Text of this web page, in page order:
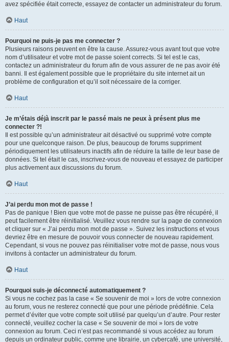
avez spécifiée était correcte, essayez de contacter un administrateur du forum.
Haut
Pourquoi ne puis-je pas me connecter ?
Plusieurs raisons peuvent en être la cause. Assurez-vous avant tout que votre
nom d’utilisateur et votre mot de passe soient corrects. Si tel est le cas,
contactez un administrateur du forum afin de vous assurer de ne pas avoir été
banni. Il est également possible que le propriétaire du site internet ait un
problème de configuration et qu’il soit nécessaire de la corriger.
Haut
Je m’étais déjà inscrit par le passé mais ne peux à présent plus me
connecter ?!
Il est possible qu’un administrateur ait désactivé ou supprimé votre compte
pour une quelconque raison. De plus, beaucoup de forums suppriment
périodiquement les utilisateurs inactifs afin de réduire la taille de leur base de
données. Si tel était le cas, inscrivez-vous de nouveau et essayez de participer
plus activement aux discussions du forum.
Haut
J’ai perdu mon mot de passe !
Pas de panique ! Bien que votre mot de passe ne puisse pas être récupéré, il
peut facilement être réinitialisé. Veuillez vous rendre sur la page de connexion
et cliquer sur « J’ai perdu mon mot de passe ». Suivez les instructions et vous
devriez être en mesure de pouvoir vous connecter de nouveau rapidement.
Cependant, si vous ne pouvez pas réinitialiser votre mot de passe, nous vous
invitons à contacter un administrateur du forum.
Haut
Pourquoi suis-je déconnecté automatiquement ?
Si vous ne cochez pas la case « Se souvenir de moi » lors de votre connexion
au forum, vous ne resterez connecté que pour une période prédéfinie. Cela
permet d’éviter que votre compte soit utilisé par quelqu’un d’autre. Pour rester
connecté, veuillez cocher la case « Se souvenir de moi » lors de votre
connexion au forum. Ceci n’est pas recommandé si vous accédez au forum
depuis un ordinateur public, comme une librairie, un cybercafé, une université,